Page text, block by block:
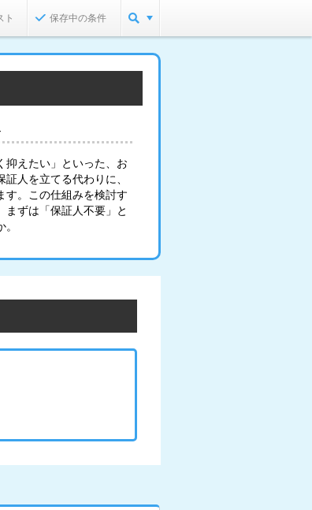
ト 保存中の条件
抑えたい」といった、お
人を立てる代わりに、
す。この仕組みを検討す
まずは「保証人不要」と